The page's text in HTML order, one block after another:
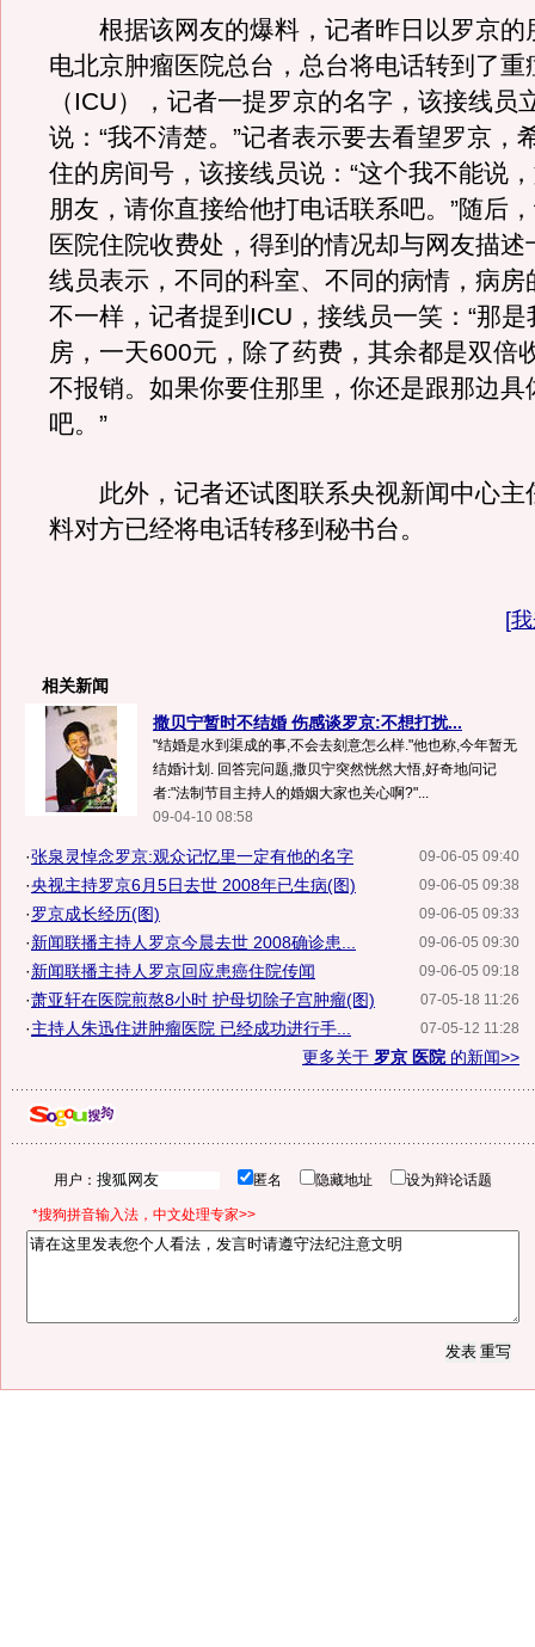
根据该网友的爆料，记者昨日以罗京的
电北京肿瘤医院总台，总台将电话转到了重
（ICU），记者一提罗京的名字，该接线员
说：“我不清楚。”记者表示要去看望罗京，
住的房间号，该接线员说：“这个我不能说
朋友，请你直接给他打电话联系吧。”随后
医院住院收费处，得到的情况却与网友描述
线员表示，不同的科室、不同的病情，病房
不一样，记者提到ICU，接线员一笑：“那
房，一天600元，除了药费，其余都是双倍
不报销。如果你要住那里，你还是跟那边具
吧。”
此外，记者还试图联系央视新闻中心主
料对方已经将电话转移到秘书台。
[
相关新闻
撒贝宁暂时不结婚 伤感谈罗京:不想打扰...
"结婚是水到渠成的事,不会去刻意怎么样."他也称,今年暂无
结婚计划. 回答完问题,撒贝宁突然恍然大悟,好奇地问记
者:"法制节目主持人的婚姻大家也关心啊?"...
09-04-10 08:58
09-06-05 09:40
·张泉灵悼念罗京:观众记忆里一定有他的名字
09-06-05 09:38
·央视主持罗京6月5日去世 2008年已生病(图)
09-06-05 09:33
·罗京成长经历(图)
09-06-05 09:30
·新闻联播主持人罗京今晨去世 2008确诊患...
09-06-05 09:18
·新闻联播主持人罗京回应患癌住院传闻
07-05-18 11:26
·萧亚轩在医院煎熬8小时 护母切除子宫肿瘤(图)
07-05-12 11:28
·主持人朱迅住进肿瘤医院 已经成功进行手...
更多关于 罗京 医院的新闻>>
用户： 匿名 隐藏地址 设为辩论话题
*搜狗拼音输入法，中文处理专家>>